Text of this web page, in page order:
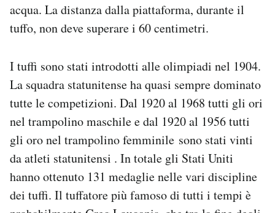
acqua. La distanza dalla piattaforma, durante il
tuffo, non deve superare i 60 centimetri.
I tuffi sono stati introdotti alle olimpiadi nel 1904.
La squadra statunitense ha quasi sempre dominato
tutte le competizioni. Dal 1920 al 1968 tutti gli ori
nel trampolino maschile e dal 1920 al 1956 tutti
gli oro nel trampolino femminile sono stati vinti
da atleti statunitensi . In totale gli Stati Uniti
hanno ottenuto 131 medaglie nelle vari discipline
dei tuffi. Il tuffatore più famoso di tutti i tempi è